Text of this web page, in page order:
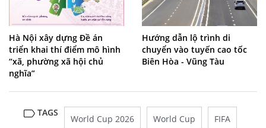
Hà Nội xây dựng Đề án
triển khai thí điểm mô hình
“xã, phường xã hội chủ
nghĩa”
Hướng dẫn lộ trình di
chuyển vào tuyến cao tốc
Biên Hòa - Vũng Tàu
TAGS
World Cup 2026 World Cup FIFA